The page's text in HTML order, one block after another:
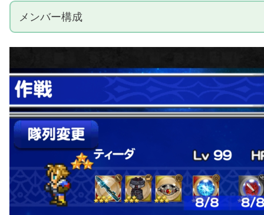
メンバー構成